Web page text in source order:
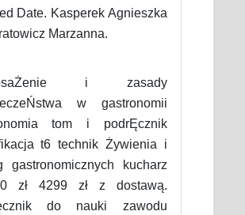
Date. Kasperek Agnieszka
Marzanna.
i zasady
w gastronomii
tom i podrĘcznik
t6 technik Żywienia i
gastronomicznych kucharz
zł 4299 zł z dostawą.
do nauki zawodu